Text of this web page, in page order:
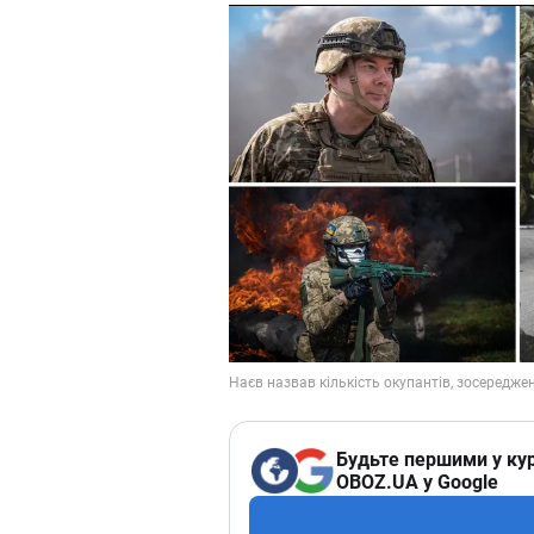
Будьте першими у
OBOZ.UA у Google